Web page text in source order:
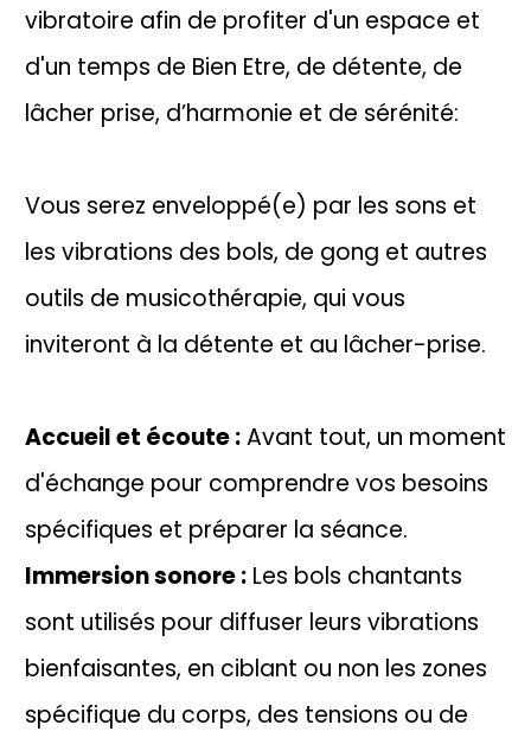
vibratoire afin de profiter d'un espace et
d'un temps de Bien Etre, de détente, de
lâcher prise, d’harmonie et de sérénité:
Vous serez enveloppé(e) par les sons et
les vibrations des bols, de gong et autres
outils de musicothérapie, qui vous
inviteront à la détente et au lâcher-prise.
Accueil et écoute :Avant tout, un moment
d'échange pour comprendre vos besoins
spécifiques et préparer la séance.
Immersion sonore : Les bols chantants
sont utilisés pour diffuser leurs vibrations
bienfaisantes, en ciblant ou non les zones
spécifique du corps, des tensions ou de